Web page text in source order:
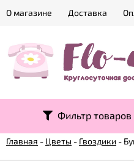
О магазине Доставка
Фильтр товаров
Главная - Цветы - Гвоздики -